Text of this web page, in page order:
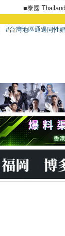
■泰國 Thailand
#台灣地區通過同性